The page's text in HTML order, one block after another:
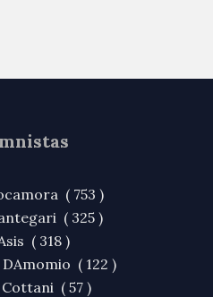
( 753 )
( 325 )
( 318 )
( 122 )
( 57 )